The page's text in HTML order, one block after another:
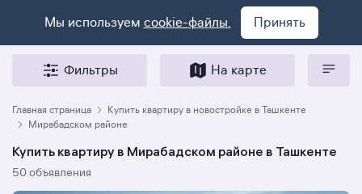
Мы используем cookie-файлы. Принять
Фильтры На карте
Главная страница
Купить квартиру в новостройке в Ташкенте
Мирабадском районе
Купить квартиру в Мирабадском районе в Ташкенте
50 объявления